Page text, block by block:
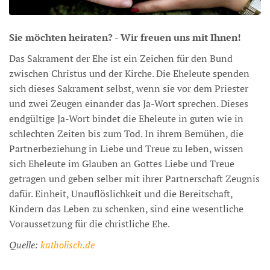
Sie möchten heiraten? - Wir freuen uns mit Ihnen!
Das Sakrament der Ehe ist ein Zeichen für den Bund
zwischen Christus und der Kirche. Die Eheleute spenden
sich dieses Sakrament selbst, wenn sie vor dem Priester
und zwei Zeugen einander das Ja-Wort sprechen. Dieses
endgültige Ja-Wort bindet die Eheleute in guten wie in
schlechten Zeiten bis zum Tod. In ihrem Bemühen, die
Partnerbeziehung in Liebe und Treue zu leben, wissen
sich Eheleute im Glauben an Gottes Liebe und Treue
getragen und geben selber mit ihrer Partnerschaft Zeugnis
dafür. Einheit, Unauflöslichkeit und die Bereitschaft,
Kindern das Leben zu schenken, sind eine wesentliche
Voraussetzung für die christliche Ehe.
Quelle: katholisch.de